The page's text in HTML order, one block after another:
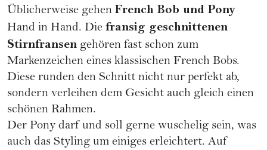
Üblicherweise gehen French Bob und Pony
Hand in Hand. Die fransig geschnittenen
Stirnfransen gehören fast schon zum
Markenzeichen eines klassischen French Bobs.
Diese runden den Schnitt nicht nur perfekt ab,
sondern verleihen dem Gesicht auch gleich einen
schönen Rahmen.
Der Pony darf und soll gerne wuschelig sein, was
auch das Styling um einiges erleichtert. Auf